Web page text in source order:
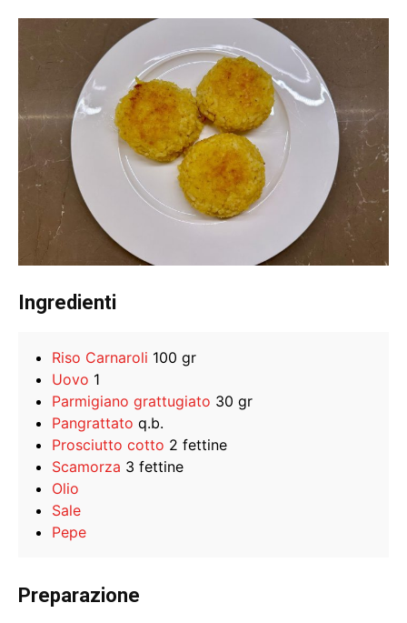
Ingredienti
Riso Carnaroli 100 gr
Uovo 1
Parmigiano grattugiato 30 gr
Pangrattato q.b.
Prosciutto cotto 2 fettine
Scamorza 3 fettine
Olio
Sale
Pepe
Preparazione